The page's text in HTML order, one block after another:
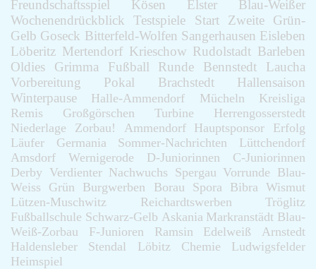
Freundschaftsspiel
Kösen Elster
Blau-Weißer
Wochenendrückblick
Testspiele Start Zweite
Grün-
Gelb Goseck Bitterfeld-Wolfen Sangerhausen Eisleben
Löberitz Mertendorf Krieschow Rudolstadt Barleben
Oldies
Grimma Fußball Runde Bennstedt
Laucha
Vorbereitung
Pokal Brachstedt
Hallensaison
Winterpause
Halle-Ammendorf Mücheln
Kreisliga
Remis
Großgörschen Turbine
Herrengosserstedt
Niederlage
Zorbau! Ammendorf Hauptsponsor
Erfolg
Läufer
Germania Sommer-Nachrichten
Lüttchendorf
Amsdorf
Wernigerode D-Juniorinnen
C-Juniorinnen
Derby Verdienter Nachwuchs Spergau Vorrunde Blau-
Weiss
Grün Burgwerben Borau Spora Bibra
Wismut
Lützen-Muschwitz
Reichardtswerben
Tröglitz
Fußballschule Schwarz-Gelb Askania Markranstädt Blau-
Weiß-Zorbau
F-Junioren Ramsin Edelweiß
Arnstedt
Haldensleber
Stendal Löbitz Chemie
Ludwigsfelder
Heimspiel